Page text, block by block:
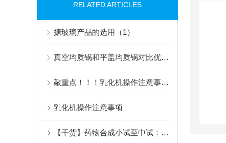
RELATED ARTICLES
搪玻璃产品的选用（1）
真空均质锅和平盖均质锅对比优缺点
敲重点！！！乳化机操作注意事项！
乳化机操作注意事项
【干货】药物合成小试至中试：工艺研发与控制3